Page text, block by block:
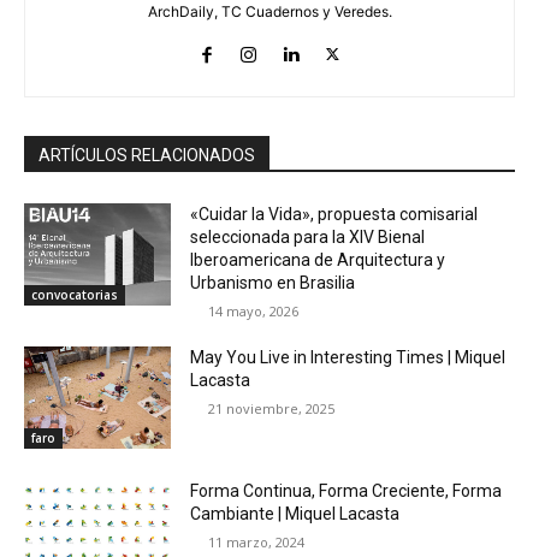
ArchDaily, TC Cuadernos y Veredes.
ARTÍCULOS RELACIONADOS
convocatorias
«Cuidar la Vida», propuesta comisarial
seleccionada para la XIV Bienal
Iberoamericana de Arquitectura y
Urbanismo en Brasilia
14 mayo, 2026
faro
May You Live in Interesting Times | Miquel
Lacasta
21 noviembre, 2025
Forma Continua, Forma Creciente, Forma
Cambiante | Miquel Lacasta
11 marzo, 2024